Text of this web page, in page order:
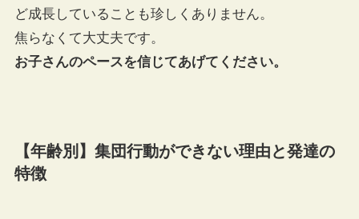
ど成長していることも珍しくありません。
焦らなくて大丈夫です。
お子さんのペースを信じてあげてください。
【年齢別】集団行動ができない理由と発達の
特徴